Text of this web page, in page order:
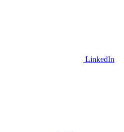
LinkedIn